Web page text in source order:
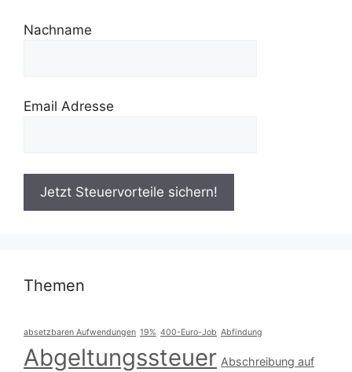
Nachname
Email Adresse
Themen
absetzbaren Aufwendungen 19% 400-Euro-Job Abfindung
Abgeltungssteuer Abschreibung auf